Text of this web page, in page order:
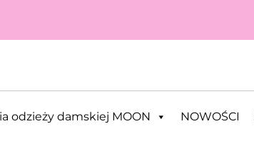
odzieży damskiej MOON NOWOŚCI